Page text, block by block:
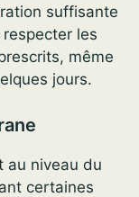
suffisante
respecter les
même
jours.
au niveau du
certaines